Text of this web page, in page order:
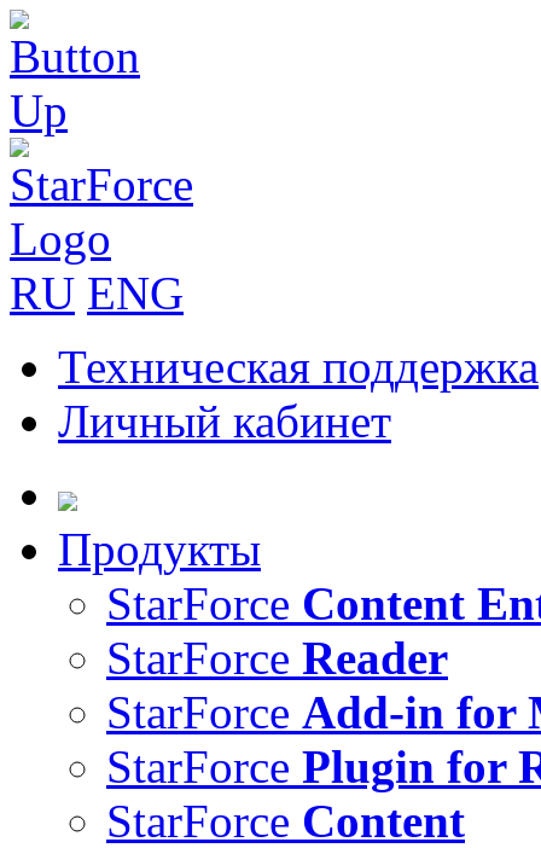
RU ENG
Техническая поддержка
Личный кабинет
Продукты
StarForce Content
StarForce Reader
StarForce Add-in for
StarForce Plugin for
StarForce Content